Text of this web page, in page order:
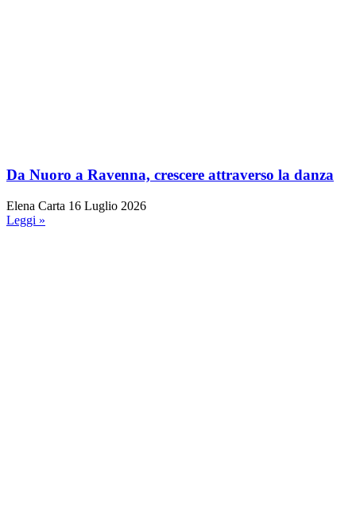
Da Nuoro a Ravenna, crescere attraverso la danza
Elena Carta 16 Luglio 2026
Leggi »